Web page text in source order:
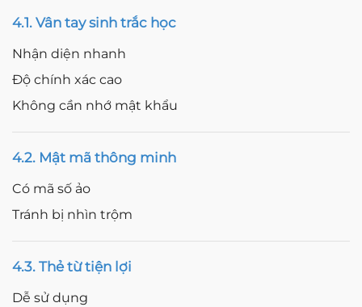
4.1. Vân tay sinh trắc học
Nhận diện nhanh
Độ chính xác cao
Không cần nhớ mật khẩu
4.2. Mật mã thông minh
Có mã số ảo
Tránh bị nhìn trộm
4.3. Thẻ từ tiện lợi
Dễ sử dụng